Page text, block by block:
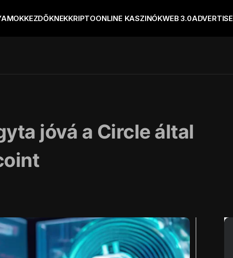
KEZDŐKNEKKRIPTOONLINE KASZINÓKWEB 3.0ADVERTISE
jóvá a Circle által